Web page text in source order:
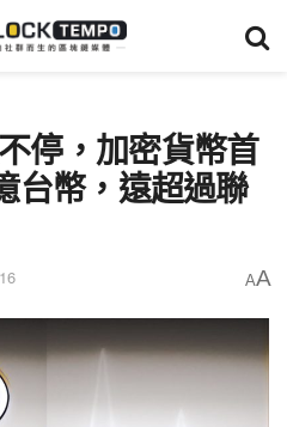
停，加密貨幣首
台幣，遠超過聯
AA